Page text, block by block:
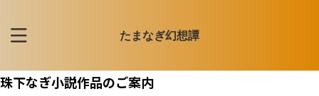
たまなぎ幻想譚
珠下なぎ小説作品のご案内